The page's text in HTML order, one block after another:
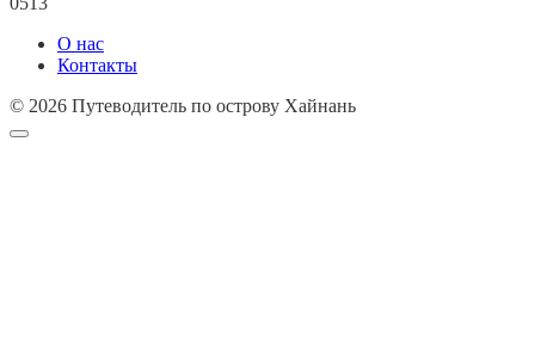
О нас
Контакты
© 2026 Путеводитель по острову Хайнань